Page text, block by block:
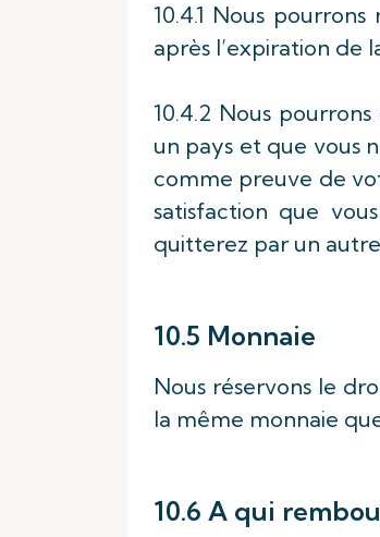
10.4.1 Nous
après l’expiration de
10.4.2 Nous
un pays et que vous
comme preuve de
satisfaction que
quitterez par un
10.5 Monnaie
Nous réservons le
la même monnaie
10.6 A qui